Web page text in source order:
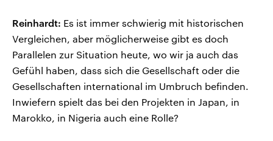
Reinhardt: Es ist immer schwierig mit historischen
Vergleichen, aber möglicherweise gibt es doch
Parallelen zur Situation heute, wo wir ja auch das
Gefühl haben, dass sich die Gesellschaft oder die
Gesellschaften international im Umbruch befinden.
Inwiefern spielt das bei den Projekten in Japan, in
Marokko, in Nigeria auch eine Rolle?